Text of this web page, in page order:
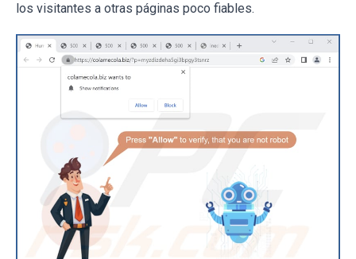
los visitantes a otras páginas poco fiables.